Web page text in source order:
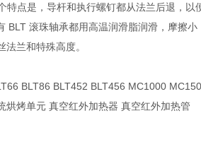
点是，导杆和执行螺钉都从法兰后退，以
滚珠轴承都用高温润滑脂润滑，摩擦
兰和特殊高度。
BLT86 BLT452 BLT456 MC1000
烤单元 真空红外加热器 真空红外加热管